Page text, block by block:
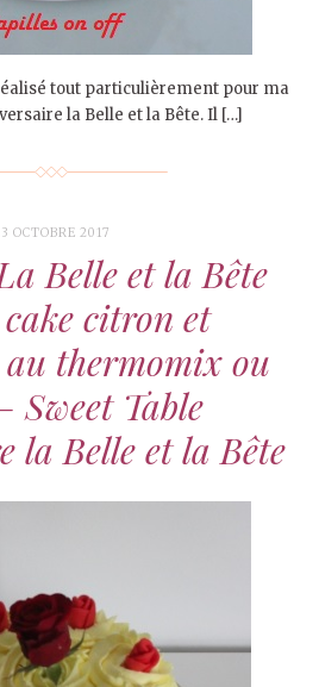
tout particulièrement pour ma
la Belle et la Bête. Il […]
OCTOBRE 2017
Belle et la Bête
citron et
au thermomix ou
Sweet Table
la Belle et la Bête